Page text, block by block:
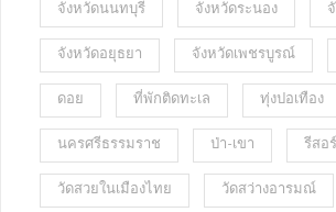
จังหวัดนนทบุรี จังหวัดระนอง
จังหวัดอยุธยา จังหวัดเพชรบูรณ์
ดอย ที่พักติดทะเล ทุ่งปอเทือง
นครศรีธรรมราช ป่า-เขา รีสอ
วัดสวยในเมืองไทย วัดสว่างอารมณ์